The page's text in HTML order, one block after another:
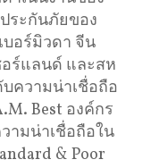
ระกันภัยของ
บอร์มิวดา จีน
อร์แลนด์ และสห
ความน่าเชื่อถือ
Best องค์กร
ามน่าเชื่อถือใน
& Poor